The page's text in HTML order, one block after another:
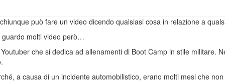
può fare un video dicendo qualsiasi cosa in relazione a
guardo molti video però…
che si dedica ad allenamenti di Boot Camp in stile militare.
a causa di un incidente automobilistico, erano molti mesi che